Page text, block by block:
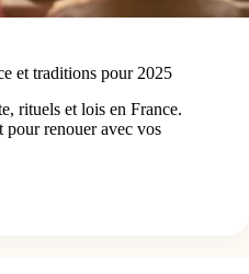
et traditions pour 2025
rituels et lois en France.
pour renouer avec vos